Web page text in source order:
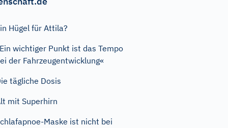
Hügel für Attila?
wichtiger Punkt ist das Tempo
der Fahrzeugentwicklung«
tägliche Dosis
mit Superhirn
Maske ist nicht bei